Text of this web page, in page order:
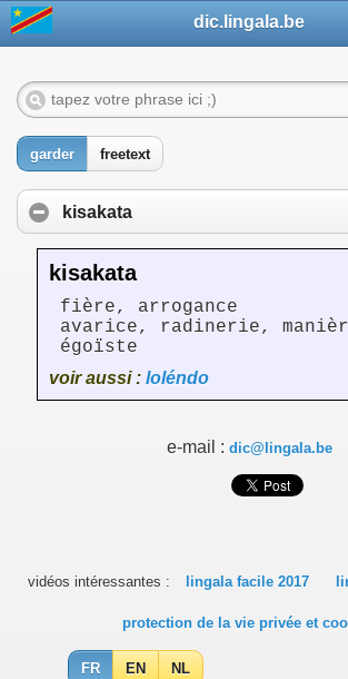
dic.lingala.be
garder freetext
kisakata
kisakata
fière, arrogance
avarice, radinerie,
égoïste
voir aussi : loléndo
e-mail : dic@lingala.be
vidéos intéressantes : lingala facile 2017
protection de la vie privée et
FR EN NL